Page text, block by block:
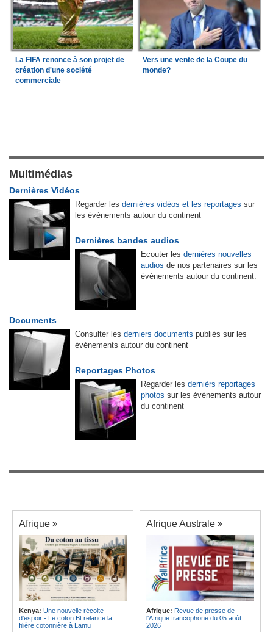
La FIFA renonce à son projet de
création d'une société
commerciale
Vers une vente de la Coupe du
monde?
Multimédias
Dernières Vidéos
Regarder les dernières vidéos et les reportages sur
les événements autour du continent
Dernières bandes audios
Ecouter les dernières nouvelles
audios de nos partenaires sur les
événements autour du continent.
Documents
Consulter les derniers documents publiés sur les
événements autour du continent
Reportages Photos
Regarder les dernièrs reportages
photos sur les événements autour
du continent
Afrique
Kenya: Une nouvelle récolte
d'espoir - Le coton Bt relance la
filière cotonnière à Lamu
Afrique Australe
Afrique: Revue de presse de
l'Afrique francophone du 05 août
2026